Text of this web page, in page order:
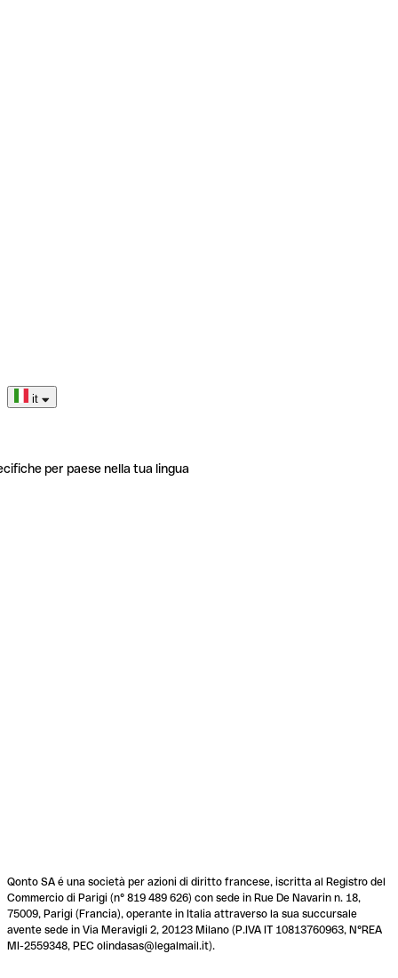
it
per paese nella tua lingua
Qonto SA é una società per azioni di diritto francese, iscritta al Registro del
Commercio di Parigi (n° 819 489 626) con sede in Rue De Navarin n. 18,
75009, Parigi (Francia), operante in Italia attraverso la sua succursale
avente sede in Via Meravigli 2, 20123 Milano (P.IVA IT 10813760963, N°REA
MI-2559348, PEC olindasas@legalmail.it).